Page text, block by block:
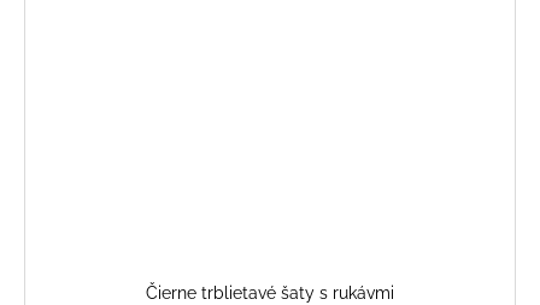
Čierne trblietavé šaty s rukávmi